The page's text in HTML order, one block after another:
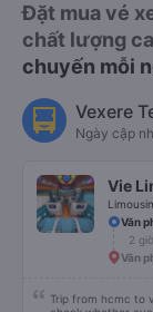
Đặt mua vé
chất lượng
chuyến mỗi
Vexere
Ngày cập
Vie
Văn
2 giờ
Văn
Trip from hcmc to